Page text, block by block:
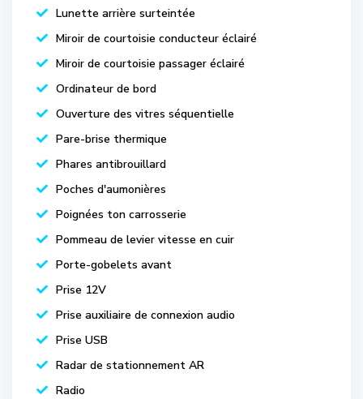
Lunette arrière surteintée
Miroir de courtoisie conducteur éclairé
Miroir de courtoisie passager éclairé
Ordinateur de bord
Ouverture des vitres séquentielle
Pare-brise thermique
Phares antibrouillard
Poches d'aumonières
Poignées ton carrosserie
Pommeau de levier vitesse en cuir
Porte-gobelets avant
Prise 12V
Prise auxiliaire de connexion audio
Prise USB
Radar de stationnement AR
Radio